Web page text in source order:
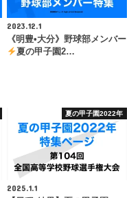
2023.12.1
《明豊•大分》野球部メンバー
夏の甲子園2…
夏の甲子園2022年
2025.1.1